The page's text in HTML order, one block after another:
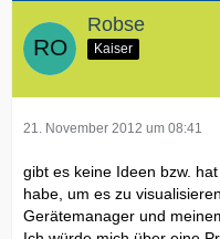
Robse
Kaiser
21. November 2012 um 08:41
gibt es keine Ideen bzw.
habe, um es zu
Gerätemanager und